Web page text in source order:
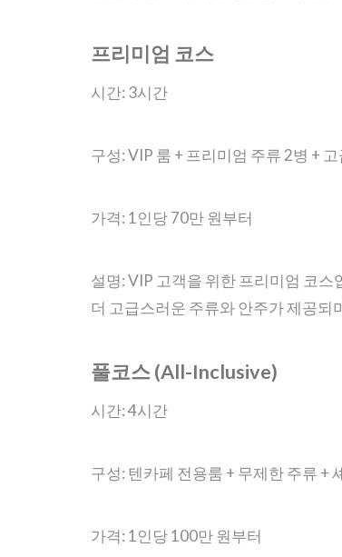
프리미엄 코스
시간: 3시간
구성: VIP 룸 + 프리미엄 주류 2병 +
가격: 1인당 70만 원부터
설명: VIP 고객을 위한 프리미엄 코
더 고급스러운 주류와 안주가 제공되
풀코스 (All-Inclusive)
시간: 4시간
구성: 텐카페 전용룸 + 무제한 주류 +
가격: 1인당 100만 원부터